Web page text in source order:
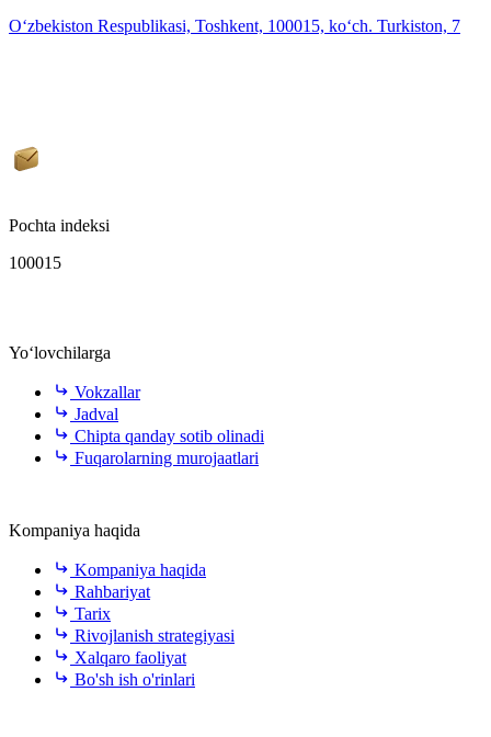
O‘zbekiston Respublikasi, Toshkent, 100015, ko‘ch. Turkiston, 7
Pochta indeksi
100015
Yo‘lovchilarga
Vokzallar
Jadval
Chipta qanday sotib olinadi
Fuqarolarning murojaatlari
Kompaniya haqida
Kompaniya haqida
Rahbariyat
Tarix
Rivojlanish strategiyasi
Xalqaro faoliyat
Bo'sh ish o'rinlari